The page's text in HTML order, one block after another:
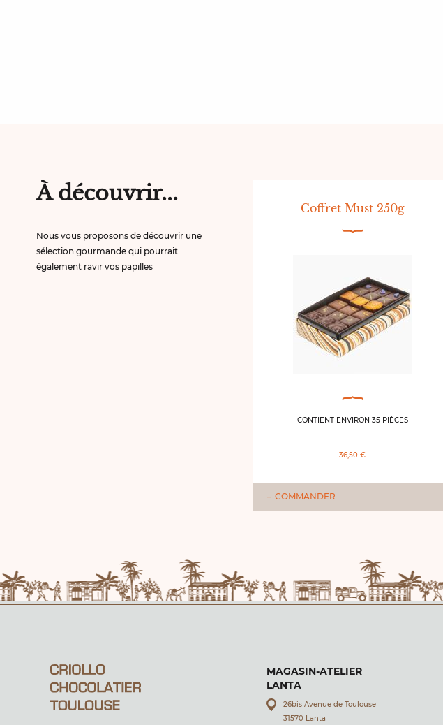
À découvrir...
Nous vous proposons de découvrir une
sélection gourmande qui pourrait
également ravir vos papilles
Coffret Must 250g
CONTIENT ENVIRON 35 PIÈCES
36,50 €
COMMANDER
MAGASIN-ATELIER
LANTA
26bis Avenue de Toulouse
31570 Lanta